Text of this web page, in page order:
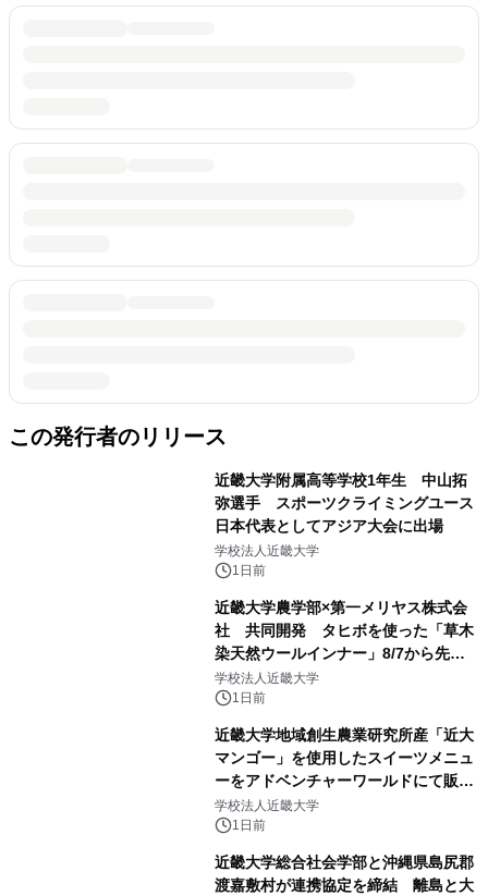
この発行者のリリース
近畿大学附属高等学校1年生 中山拓
弥選手 スポーツクライミングユース
日本代表としてアジア大会に出場
学校法人近畿大学
1日前
近畿大学農学部×第一メリヤス株式会
社 共同開発 タヒボを使った「草木
染天然ウールインナー」8/7から先行
販売
学校法人近畿大学
1日前
近畿大学地域創生農業研究所産「近大
マンゴー」を使用したスイーツメニュ
ーをアドベンチャーワールドにて販売
します パークでしか味わえない期間
限定スイーツを楽しんで♪
学校法人近畿大学
1日前
近畿大学総合社会学部と沖縄県島尻郡
渡嘉敷村が連携協定を締結 離島と大